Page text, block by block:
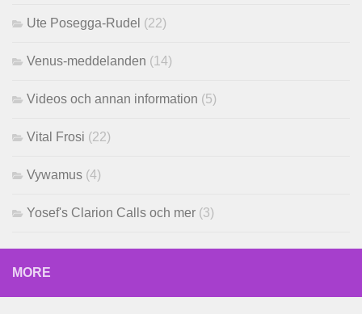
Ute Posegga-Rudel (22)
Venus-meddelanden (14)
Videos och annan information (5)
Vital Frosi (22)
Vywamus (4)
Yosef's Clarion Calls och mer (3)
MORE